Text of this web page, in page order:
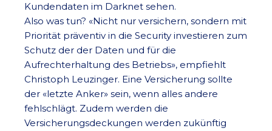
Kundendaten im Darknet sehen.
Also was tun? «Nicht nur versichern, sondern mit
Priorität präventiv in die Security investieren zum
Schutz der der Daten und für die
Aufrechterhaltung des Betriebs», empfiehlt
Christoph Leuzinger. Eine Versicherung sollte
der «letzte Anker» sein, wenn alles andere
fehlschlägt. Zudem werden die
Versicherungsdeckungen werden zukünftig